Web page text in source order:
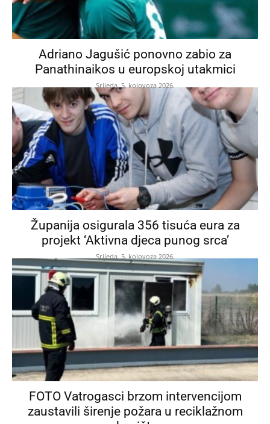
Adriano Jagušić ponovno zabio za
Panathinaikos u europskoj utakmici
Srijeda, 5. kolovoza 2026.
Županija osigurala 356 tisuća eura za
projekt ‘Aktivna djeca punog srca’
Srijeda, 5. kolovoza 2026.
FOTO Vatrogasci brzom intervencijom
zaustavili širenje požara u reciklažnom